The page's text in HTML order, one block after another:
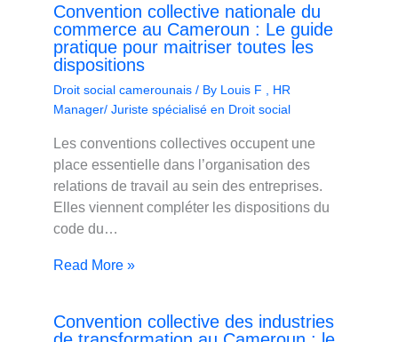
Convention collective nationale du
commerce au Cameroun : Le guide
pratique pour maitriser toutes les
dispositions
Droit social camerounais / By Louis F , HR
Manager/ Juriste spécialisé en Droit social
Les conventions collectives occupent une
place essentielle dans l’organisation des
relations de travail au sein des entreprises.
Elles viennent compléter les dispositions du
code du…
Read More »
Convention collective des industries